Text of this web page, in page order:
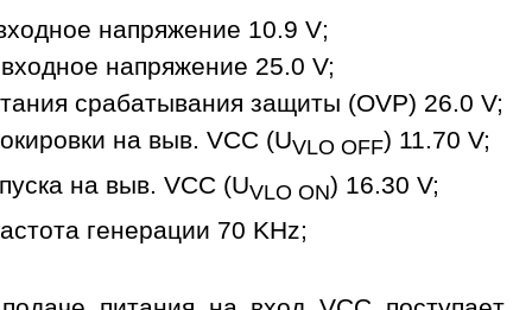
напряжение 10.9 V;
напряжение 25.0 V;
срабатывания защиты (OVP) 26.0 V;
на выв. VCC (UVLO OFF) 11.70 V;
на выв. VCC (UVLO ON) 16.30 V;
генерации 70 KHz;